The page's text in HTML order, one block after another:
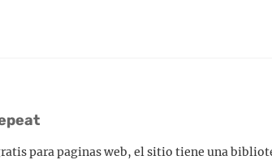
para paginas web, el sitio tiene una